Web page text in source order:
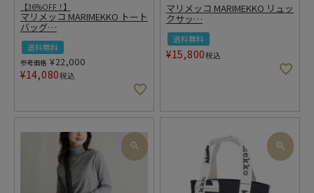
【36%OFF！】
マリメッコ MARIMEKKO トート
バッグ…
送料無料
参考価格 ¥22,000
¥14,080税込
マリメッコ MARIMEKKO リュッ
クサッ…
送料無料
¥15,800税込